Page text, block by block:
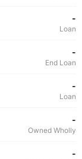
-
Loan
-
End Loan
-
Loan
-
Owned Wholly
-